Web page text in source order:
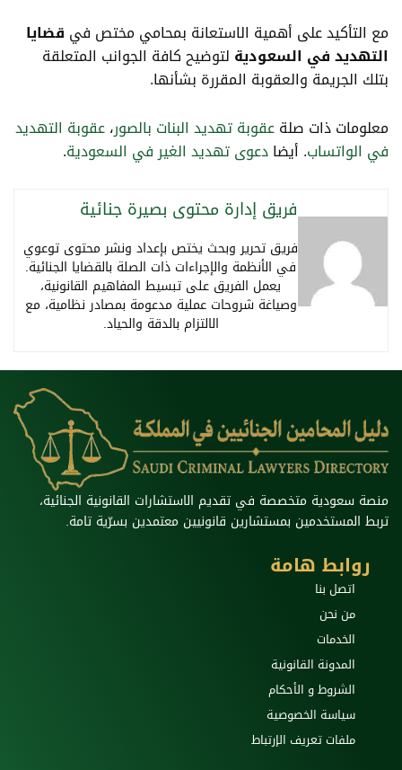
مع التأكيد على أهمية الاستعانة بمحامي مختص في قضايا
التهديد في السعودية لتوضيح كافة الجوانب المتعلقة
بتلك الجريمة والعقوبة المقررة بشأنها.
معلومات ذات صلةعقوبة تهديد البنات بالصور،عقوبة التهديد
في الواتساب. أيضادعوى تهديد الغير في السعودية.
فريق إدارة محتوى بصيرة جنائية
فريق تحرير وبحث يختص بإعداد ونشر محتوى توعوي
في الأنظمة والإجراءات ذات الصلة بالقضايا الجنائية.
يعمل الفريق على تبسيط المفاهيم القانونية،
وصياغة شروحات عملية مدعومة بمصادر نظامية، مع
الالتزام بالدقة والحياد.
منصة سعودية متخصصة في تقديم الاستشارات القانونية الجنائية،
تربط المستخدمين بمستشارين قانونيين معتمدين بسرّية تامة.
روابط هامة
اتصل بنا
من نحن
الخدمات
المدونة القانونية
الشروط و الأحكام
سياسة الخصوصية
ملفات تعريف الإرتباط